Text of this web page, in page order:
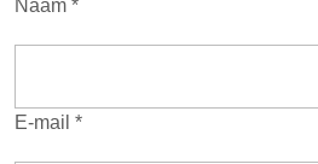
Naam *
E-mail *